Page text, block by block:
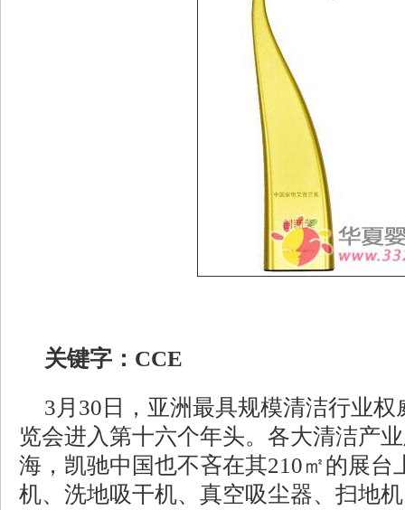
关键字：CCE
3月30日，亚洲最具规模清洁行业
览会进入第十六个年头。各大清洁产
海，凯驰中国也不吝在其210㎡的展台
机、洗地吸干机、真空吸尘器、扫地